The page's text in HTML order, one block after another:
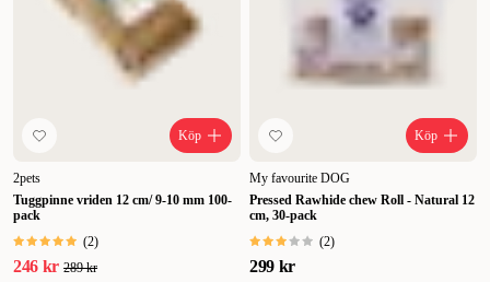
Köp
2pets
Tuggpinne vriden 12 cm/ 9-10 mm 100-
pack
(2)
246 kr 289 kr
Köp
My favourite DOG
Pressed Rawhide chew Roll - Natural 12
cm, 30-pack
(2)
299 kr